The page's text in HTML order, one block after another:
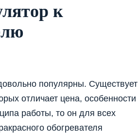
к
популярны. Существует
отличает цена, особенности
работы, то он для всех
обогревателя